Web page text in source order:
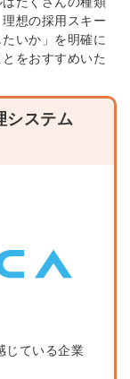
想の採用スキー
いか」を明確に
をおすすめいた
システム
じている企業